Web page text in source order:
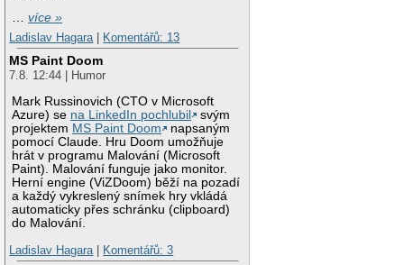
…více »
Ladislav Hagara
Komentářů: 13
MS Paint Doom
7.8. 12:44 | Humor
Mark Russinovich (CTO v Microsoft
Azure) se na LinkedIn pochlubil
svým
projektem MS Paint Doom
napsaným
pomocí Claude. Hru Doom umožňuje
hrát v programu Malování (Microsoft
Paint). Malování funguje jako monitor.
Herní engine (ViZDoom) běží na pozadí
a každý vykreslený snímek hry vkládá
automaticky přes schránku (clipboard)
do Malování.
Ladislav Hagara
Komentářů: 3